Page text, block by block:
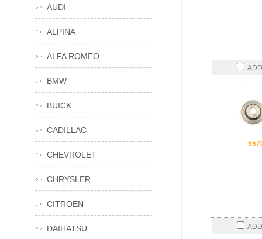
AUDI
ALPINA
ALFA ROMEO
BMW
BUICK
CADILLAC
CHEVROLET
CHRYSLER
CITROEN
DAIHATSU